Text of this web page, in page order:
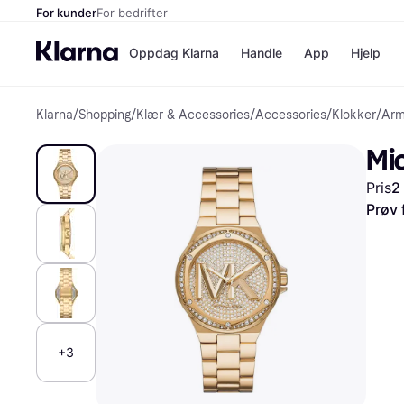
For kunderFor bedrifter
Oppdag Klarna
Betal nå
Betal i 3
Betal innen
Finansiering
Handle
Butikker
App Hjelp
Klarna/Shopping/Klær & Accessories/Accessories/Klokker/
+3
Pris2
Prøv